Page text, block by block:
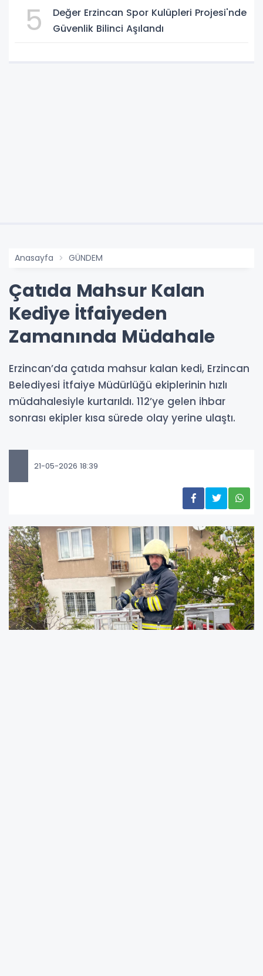
5
Değer Erzincan Spor Kulüpleri Projesi'nde
Güvenlik Bilinci Aşılandı
Anasayfa GÜNDEM
Çatıda Mahsur Kalan
Kediye İtfaiyeden
Zamanında Müdahale
Erzincan’da çatıda mahsur kalan kedi, Erzincan
Belediyesi İtfaiye Müdürlüğü ekiplerinin hızlı
müdahalesiyle kurtarıldı. 112’ye gelen ihbar
sonrası ekipler kısa sürede olay yerine ulaştı.
21-05-2026 18:39